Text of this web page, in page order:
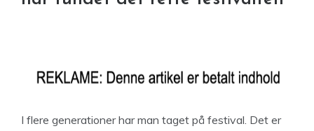
I flere generationer har man taget på festival. Det er